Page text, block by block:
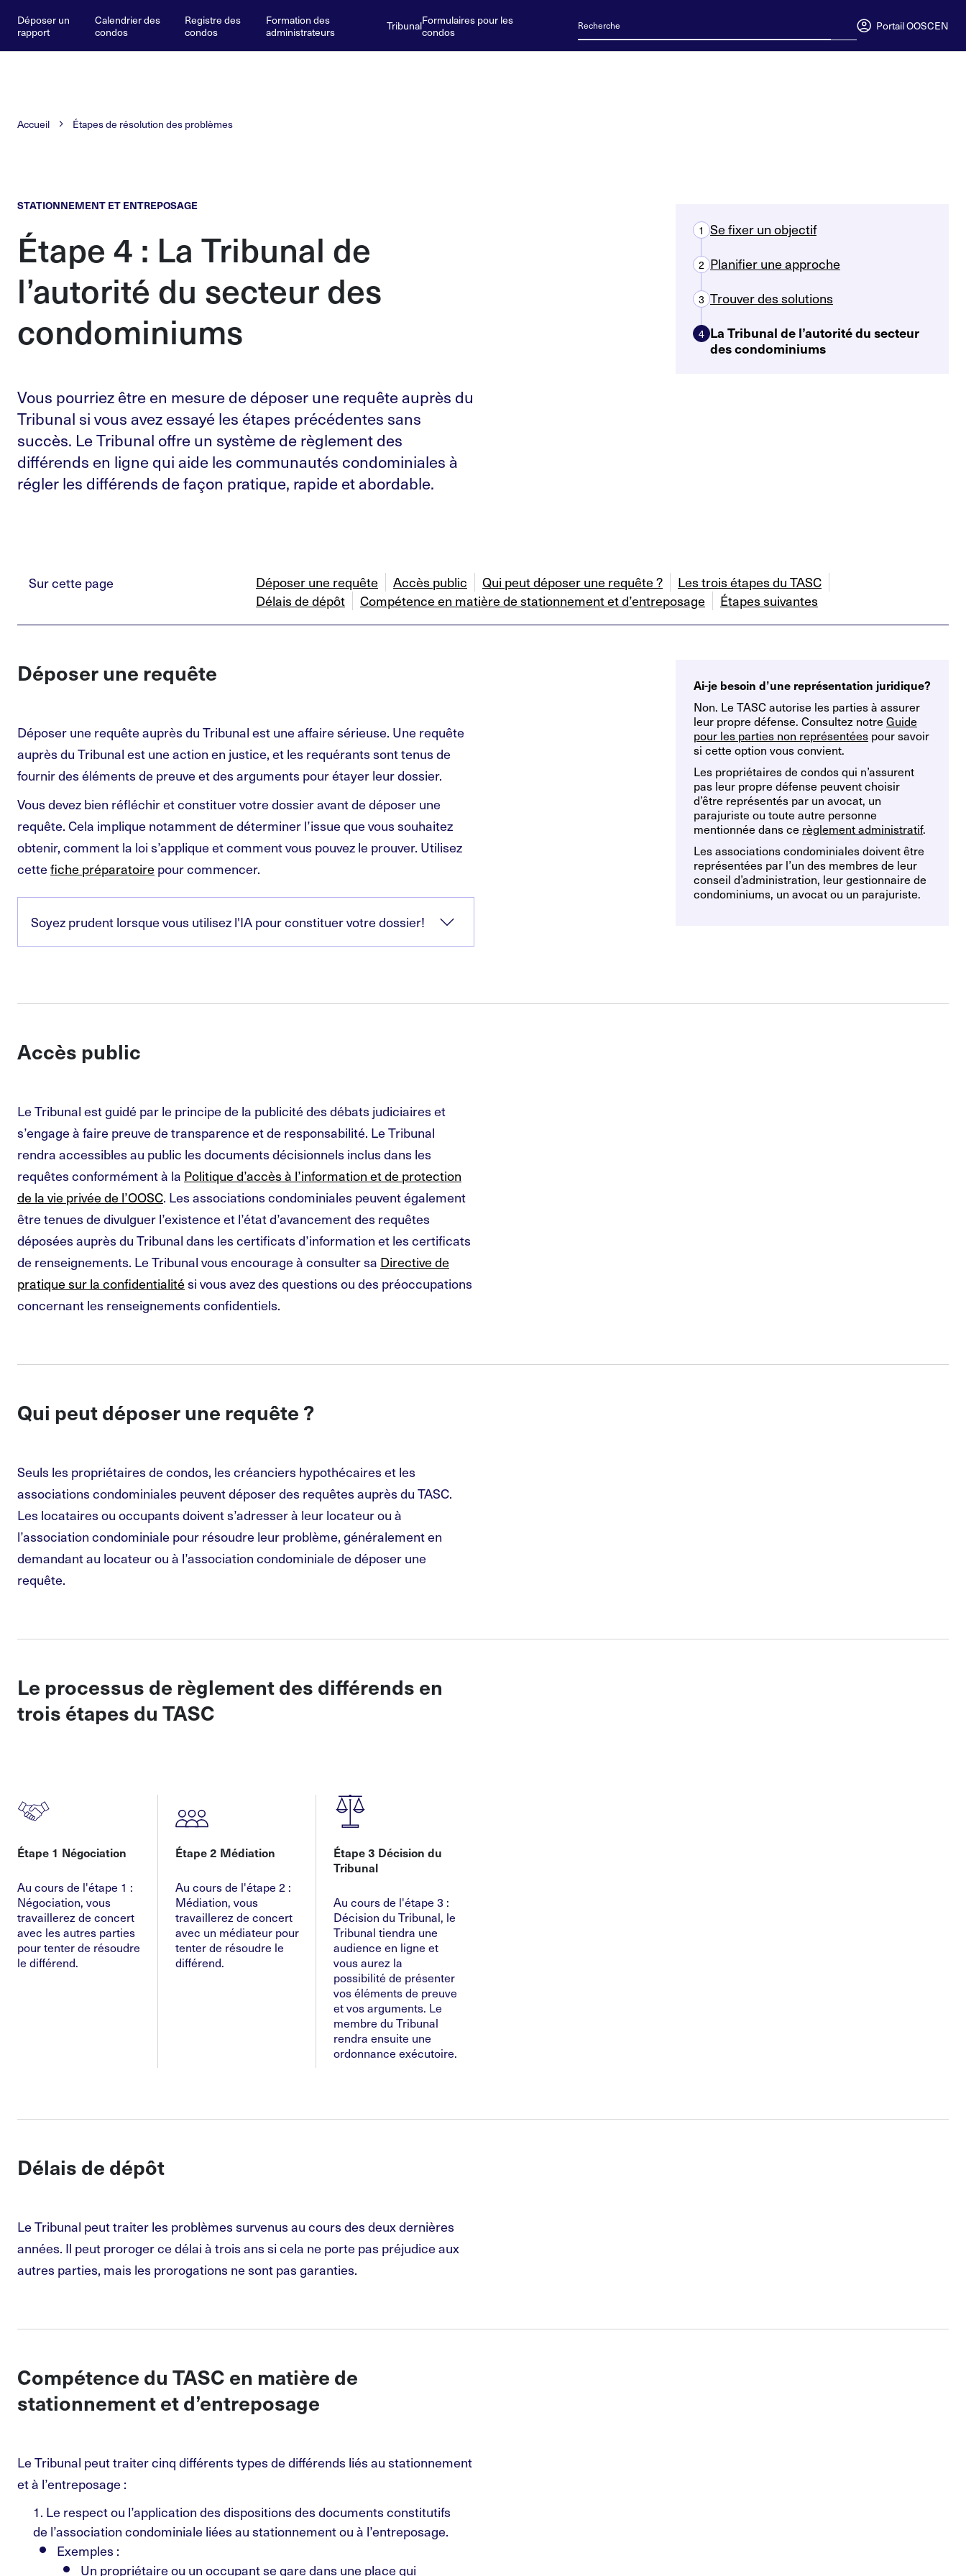
Déposer un
rapport
Calendrier des
condos
Registre des
condos
Formation des
administrateurs
TribunalFormulaires pour les
condos
Portail OOSCEN
Accueil Étapes de résolution des problèmes
STATIONNEMENT ET ENTREPOSAGE
Étape 4 : La Tribunal de
l’autorité du secteur des
condominiums
Vous pourriez être en mesure de déposer une requête auprès du
Tribunal si vous avez essayé les étapes précédentes sans
succès. Le Tribunal offre un système de règlement des
différends en ligne qui aide les communautés condominiales à
régler les différends de façon pratique, rapide et abordable.
1 Se fixer un objectif
2 Planifier une approche
3 Trouver des solutions
4 La Tribunal de l’autorité du secteur
des condominiums
Sur cette page Déposer une requête Accès public Qui peut déposer une requête ?
Les trois étapes du TASC
Délais de dépôt
Compétence en matière de stationnement et d’entreposage Étapes suivantes
Déposer une requête
Déposer une requête auprès du Tribunal est une affaire sérieuse. Une requête
auprès du Tribunal est une action en justice, et les requérants sont tenus de
fournir des éléments de preuve et des arguments pour étayer leur dossier.
Vous devez bien réfléchir et constituer votre dossier avant de déposer une
requête. Cela implique notamment de déterminer l’issue que vous souhaitez
obtenir, comment la loi s’applique et comment vous pouvez le prouver. Utilisez
cettefiche préparatoirepour commencer.
Soyez prudent lorsque vous utilisez l'IA pour constituer votre dossier!
Ai-je besoin d’une représentation juridique?
Non. Le TASC autorise les parties à assurer
leur propre défense. Consultez notre Guide
pour les parties non représentéespour savoir
si cette option vous convient.
Les propriétaires de condos qui n’assurent
pas leur propre défense peuvent choisir
d’être représentés par un avocat, un
parajuriste ou toute autre personne
mentionnée dans ce règlement administratif.
Les associations condominiales doivent être
représentées par l’un des membres de leur
conseil d’administration, leur gestionnaire de
condominiums, un avocat ou un parajuriste.
Accès public
Le Tribunal est guidé par le principe de la publicité des débats judiciaires et
s’engage à faire preuve de transparence et de responsabilité. Le Tribunal
rendra accessibles au public les documents décisionnels inclus dans les
requêtes conformément à la Politique d’accès à l’information et de protection
de la vie privée de l’OOSC. Les associations condominiales peuvent également
être tenues de divulguer l’existence et l’état d’avancement des requêtes
déposées auprès du Tribunal dans les certificats d’information et les certificats
de renseignements. Le Tribunal vous encourage à consulter sa Directive de
pratique sur la confidentialitési vous avez des questions ou des préoccupations
concernant les renseignements confidentiels.
Qui peut déposer une requête ?
Seuls les propriétaires de condos, les créanciers hypothécaires et les
associations condominiales peuvent déposer des requêtes auprès du TASC.
Les locataires ou occupants doivent s’adresser à leur locateur ou à
l’association condominiale pour résoudre leur problème, généralement en
demandant au locateur ou à l’association condominiale de déposer une
requête.
Le processus de règlement des différends en
trois étapes du TASC
Étape 1 Négociation
Au cours de l'étape 1 :
Négociation, vous
travaillerez de concert
avec les autres parties
pour tenter de résoudre
le différend.
Étape 2 Médiation
Au cours de l'étape 2 :
Médiation, vous
travaillerez de concert
avec un médiateur pour
tenter de résoudre le
différend.
Étape 3 Décision du
Tribunal
Au cours de l'étape 3 :
Décision du Tribunal, le
Tribunal tiendra une
audience en ligne et
vous aurez la
possibilité de présenter
vos éléments de preuve
et vos arguments. Le
membre du Tribunal
rendra ensuite une
ordonnance exécutoire.
Délais de dépôt
Le Tribunal peut traiter les problèmes survenus au cours des deux dernières
années. Il peut proroger ce délai à trois ans si cela ne porte pas préjudice aux
autres parties, mais les prorogations ne sont pas garanties.
Compétence du TASC en matière de
stationnement et d’entreposage
Le Tribunal peut traiter cinq différents types de différends liés au stationnement
et à l’entreposage :
1. Le respect ou l’application des dispositions des documents constitutifs
de l’association condominiale liées au stationnement ou à l’entreposage.
Exemples :
Un propriétaire ou un occupant se gare dans une place qui